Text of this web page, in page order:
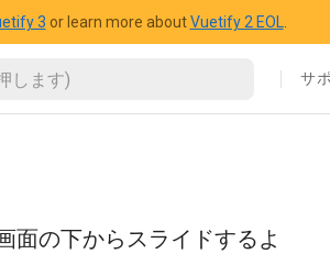
3 or learn more aboutVuetify 2 EOL
サ
面の下からスライドするよ